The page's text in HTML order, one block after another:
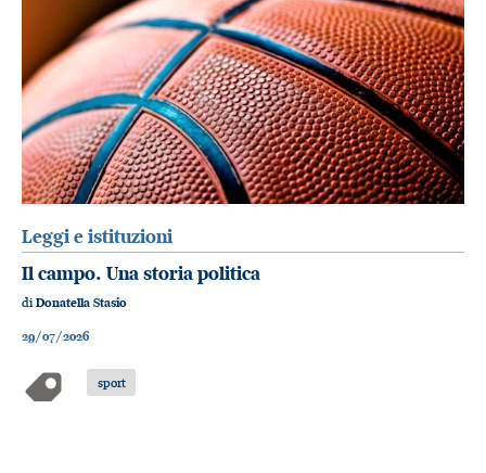
Leggi e istituzioni
Il campo. Una storia politica
di Donatella Stasio
29/07/2026
sport